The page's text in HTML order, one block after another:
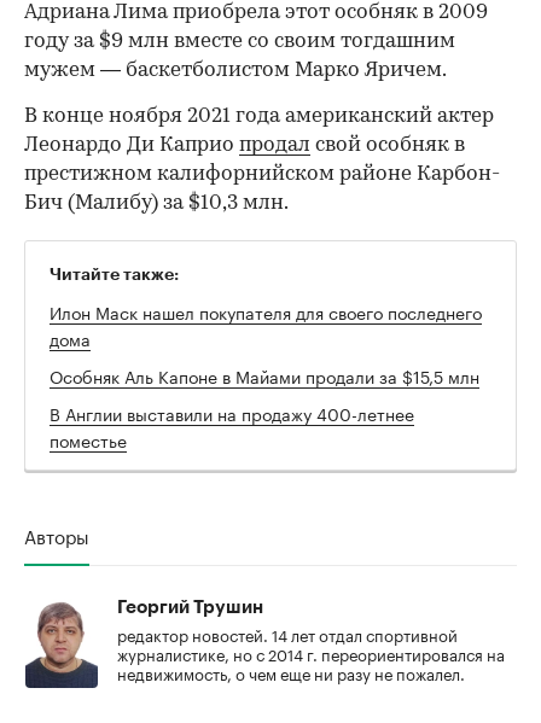
Адриана Лима приобрела этот особняк в 2009
году за $9 млн вместе со своим тогдашним
мужем — баскетболистом Марко Яричем.
В конце ноября 2021 года американский актер
Леонардо Ди Каприо продал свой особняк в
престижном калифорнийском районе Карбон-
Бич (Малибу) за $10,3 млн.
Читайте также:
Илон Маск нашел покупателя для своего последнего
дома
Особняк Аль Капоне в Майами продали за $15,5 млн
В Англии выставили на продажу 400-летнее
поместье
Авторы
Георгий Трушин
редактор новостей. 14 лет отдал спортивной
журналистике, но с 2014 г. переориентировался на
недвижимость, о чем еще ни разу не пожалел.